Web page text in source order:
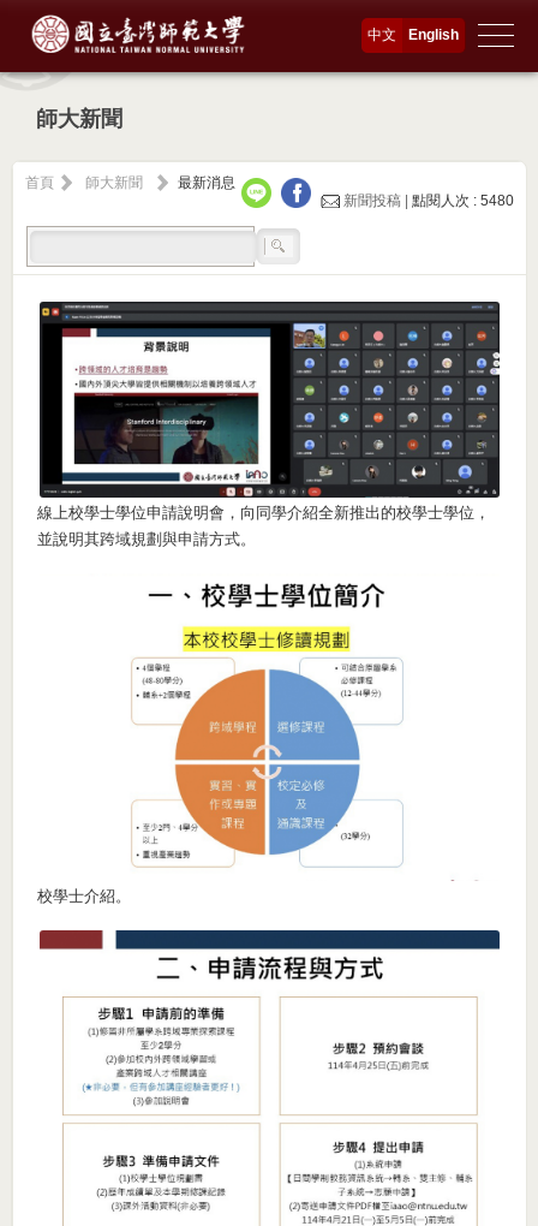
English
中文
師大新聞
首頁 師大新聞
最新消息
新聞投稿 |點閱人次 : 5480
線上校學士學位申請說明會，向同學介紹全新推出的校學士學位，
並說明其跨域規劃與申請方式。
校學士介紹。